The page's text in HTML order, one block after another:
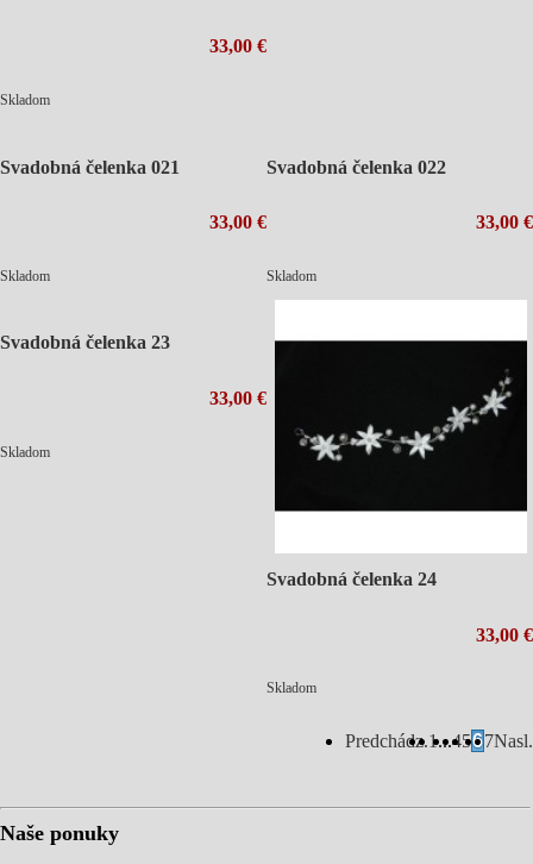
33,00 €
Skladom
Svadobná čelenka 021
33,00 €
Skladom
Svadobná čelenka 022
33,00 €
Skladom
Svadobná čelenka 23
33,00 €
Skladom
Svadobná čelenka 24
33,00 €
Skladom
Predchádz.1...4567Nasl.
Naše ponuky